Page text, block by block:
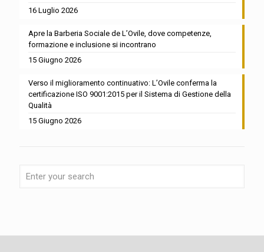
16 Luglio 2026
Apre la Barberia Sociale de L’Ovile, dove competenze,
formazione e inclusione si incontrano
15 Giugno 2026
Verso il miglioramento continuativo: L’Ovile conferma la
certificazione ISO 9001:2015 per il Sistema di Gestione della
Qualità
15 Giugno 2026